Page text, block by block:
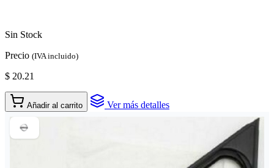
Sin Stock
Precio (IVA incluido)
$ 20.21
Añadir al carrito Ver más detalles